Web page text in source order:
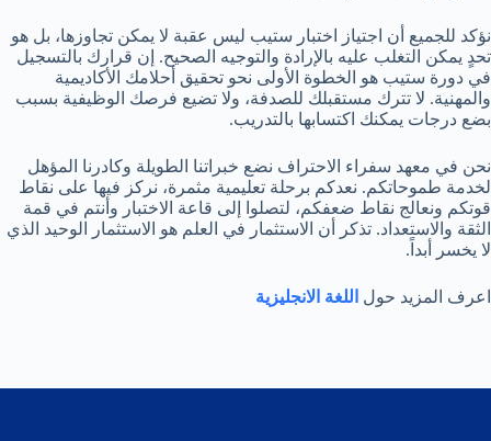
نؤكد للجميع أن اجتياز اختبار ستيب ليس عقبة لا يمكن تجاوزها، بل هو
تحدٍ يمكن التغلب عليه بالإرادة والتوجيه الصحيح. إن قرارك بالتسجيل
في دورة ستيب هو الخطوة الأولى نحو تحقيق أحلامك الأكاديمية
والمهنية. لا تترك مستقبلك للصدفة، ولا تضيع فرصك الوظيفية بسبب
بضع درجات يمكنك اكتسابها بالتدريب.
نحن في معهد سفراء الاحتراف نضع خبراتنا الطويلة وكادرنا المؤهل
لخدمة طموحاتكم. نعدكم برحلة تعليمية مثمرة، نركز فيها على نقاط
قوتكم ونعالج نقاط ضعفكم، لتصلوا إلى قاعة الاختبار وأنتم في قمة
الثقة والاستعداد. تذكر أن الاستثمار في العلم هو الاستثمار الوحيد الذي
لا يخسر أبداً.
اعرف المزيد حول اللغة الانجليزية